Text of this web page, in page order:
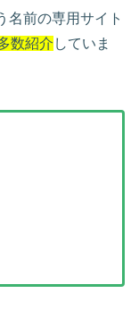
名前の専用サイト
数紹介 していま